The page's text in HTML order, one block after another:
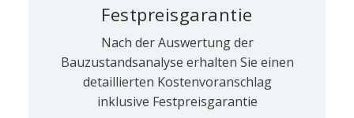
Festpreisgarantie
Nach der Auswertung der
Bauzustandsanalyse erhalten Sie einen
detaillierten Kostenvoranschlag
inklusive Festpreisgarantie